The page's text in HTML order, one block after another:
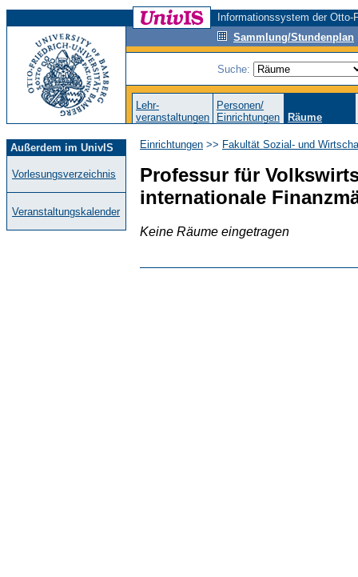
Informationssystem der
Sammlung/Stundenplan
Suche:
Lehr-
veranstaltungen
Personen/
Einrichtungen
Räume
Außerdem im UnivIS
Vorlesungsverzeichnis
Veranstaltungskalender
Einrichtungen >> Fakultät Sozial- und
Professur für
internationale
Keine Räume eingetragen